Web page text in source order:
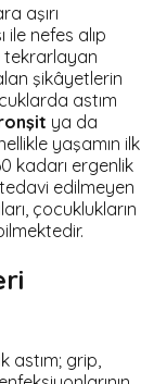
aşırı
nefes alıp
tekrarlayan
şikâyetlerin
astım
ya da
yaşamın ilk
kadarı ergenlik
edilmeyen
çocuklukların
astım; grip,